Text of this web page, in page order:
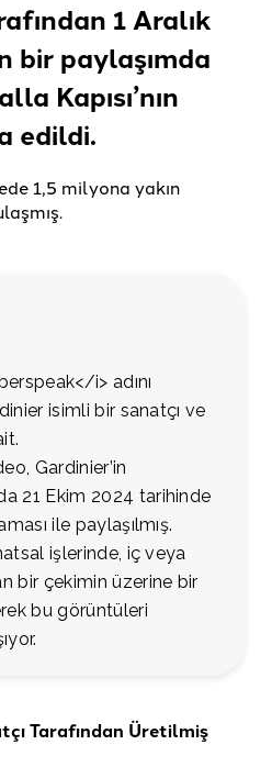
1 Aralık
bir paylaşımda
Kapısı’nın
edildi.
1,5 milyona yakın
i> adını
isimli bir sanatçı ve
Gardinier’in
21 Ekim 2024 tarihinde
ile paylaşılmış.
işlerinde, iç veya
bir çekimin üzerine bir
bu görüntüleri
Tarafından Üretilmiş